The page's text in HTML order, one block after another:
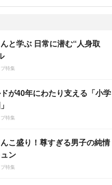
と学ぶ 日常に潜む“人身取
特集
が40年にわたり支える「小学
特集
こ盛り！尊すぎる男子の純情
ン
特集